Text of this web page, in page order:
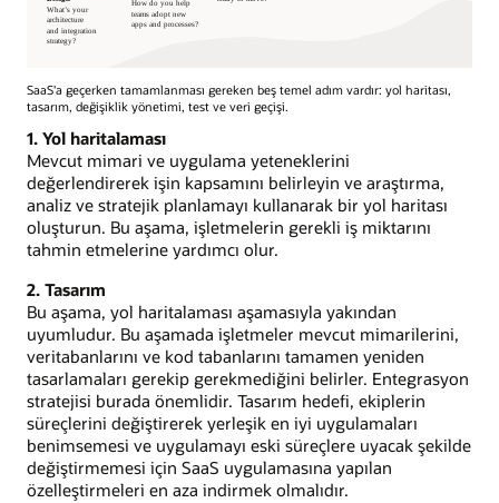
SaaS'a geçerken tamamlanması gereken beş temel adım vardır: yol haritası,
tasarım, değişiklik yönetimi, test ve veri geçişi.
1. Yol haritalaması
Mevcut mimari ve uygulama yeteneklerini
değerlendirerek işin kapsamını belirleyin ve araştırma,
analiz ve stratejik planlamayı kullanarak bir yol haritası
oluşturun. Bu aşama, işletmelerin gerekli iş miktarını
tahmin etmelerine yardımcı olur.
2. Tasarım
Bu aşama, yol haritalaması aşamasıyla yakından
uyumludur. Bu aşamada işletmeler mevcut mimarilerini,
veritabanlarını ve kod tabanlarını tamamen yeniden
tasarlamaları gerekip gerekmediğini belirler. Entegrasyon
stratejisi burada önemlidir. Tasarım hedefi, ekiplerin
süreçlerini değiştirerek yerleşik en iyi uygulamaları
benimsemesi ve uygulamayı eski süreçlere uyacak şekilde
değiştirmemesi için SaaS uygulamasına yapılan
özelleştirmeleri en aza indirmek olmalıdır.